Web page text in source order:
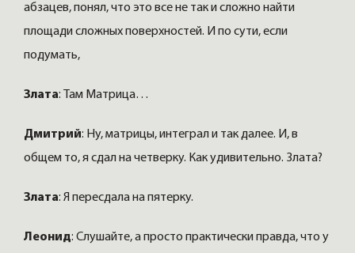
абзацев, понял, что это все не так и сложно найти
площади сложных поверхностей. И по сути, если
подумать,
Злата: Там Матрица…
Дмитрий: Ну, матрицы, интеграл и так далее. И, в
общем то, я сдал на четверку. Как удивительно. Злата?
Злата: Я пересдала на пятерку.
Леонид: Слушайте, а просто практически правда, что у